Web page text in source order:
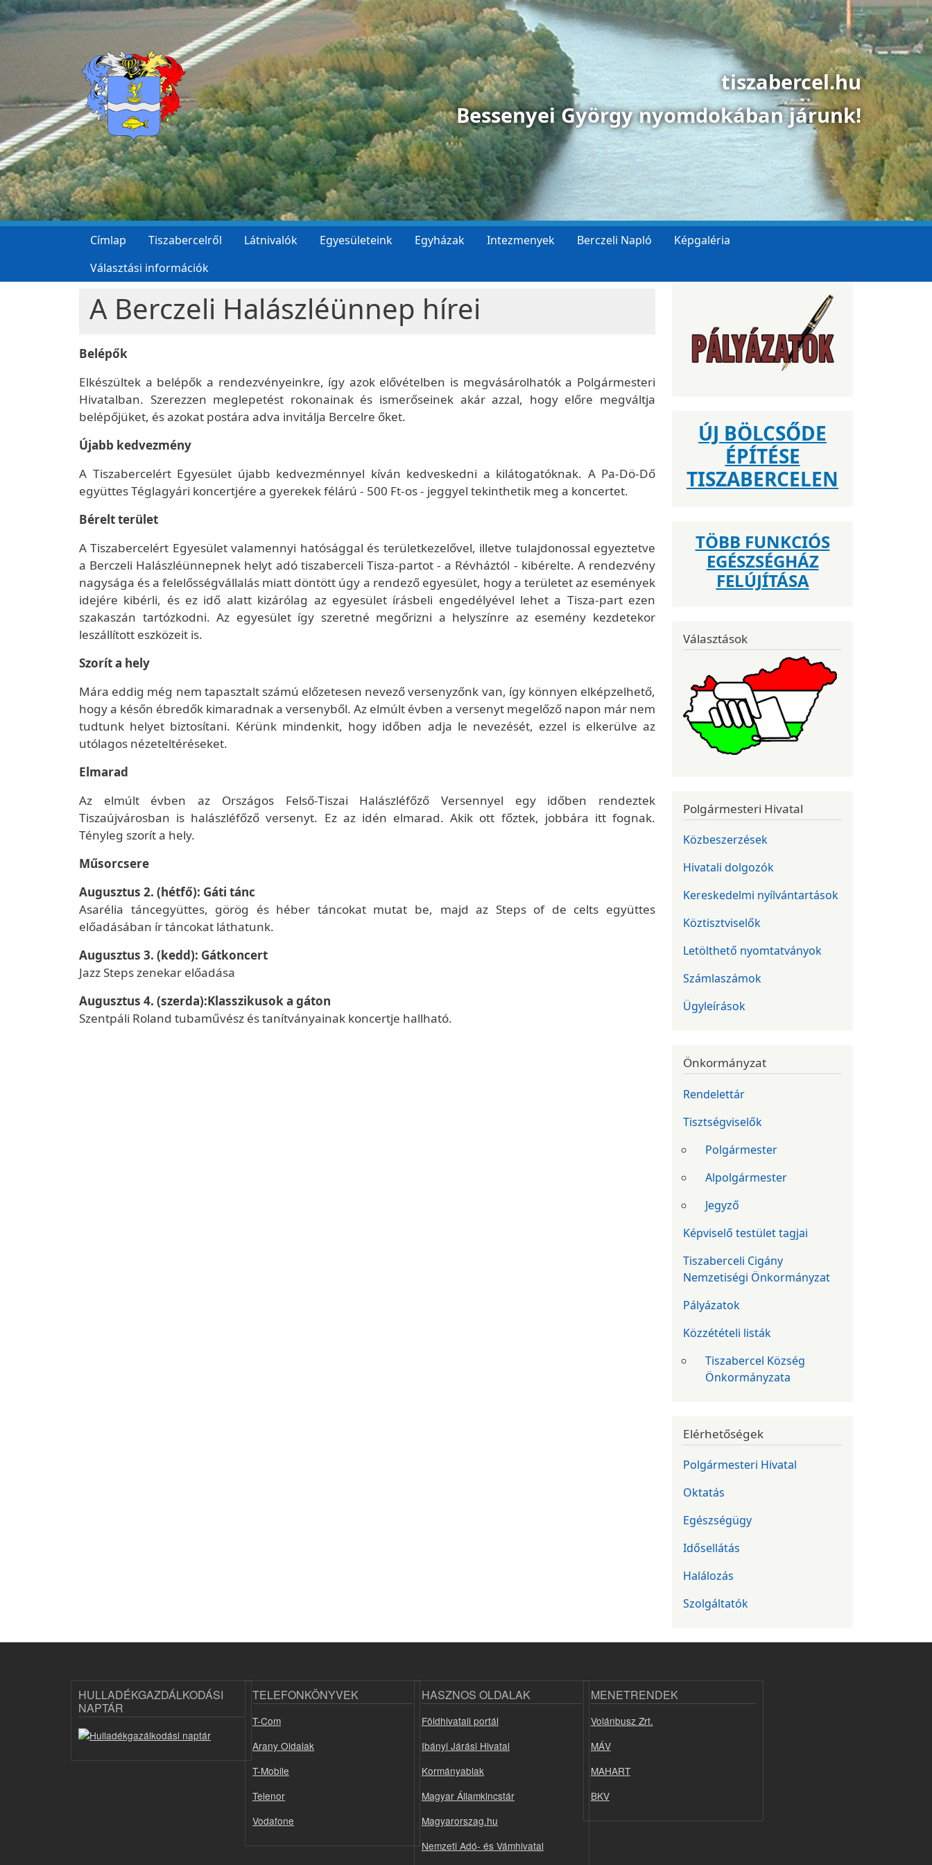
Ugrás a tartalomra
tiszabercel.hu
Bessenyei György nyomdokában járunk!
Címlap Tiszabercelről Látnivalók Egyesületeink Egyházak Intezmenyek Berczeli Napló
Képgaléria
Választási információk
A Berczeli Halászléünnep hírei
Belépők
Elkészültek a belépők a rendezvényeinkre, így azok elővételben is megvásárolhatók a Polgármesteri
Hivatalban. Szerezzen meglepetést rokonainak és ismerőseinek akár azzal, hogy előre megváltja
belépőjüket, és azokat postára adva invitálja Bercelre őket.
Újabb kedvezmény
A Tiszabercelért Egyesület újabb kedvezménnyel kíván kedveskedni a kilátogatóknak. A Pa-Dö-Dő
együttes Téglagyári koncertjére a gyerekek félárú - 500 Ft-os - jeggyel tekinthetik meg a koncertet.
Bérelt terület
A Tiszabercelért Egyesület valamennyi hatósággal és területkezelővel, illetve tulajdonossal egyeztetve
a Berczeli Halászléünnepnek helyt adó tiszaberceli Tisza-partot - a Révháztól - kibérelte. A rendezvény
nagysága és a felelősségvállalás miatt döntött úgy a rendező egyesület, hogy a területet az események
idejére kibérli, és ez idő alatt kizárólag az egyesület írásbeli engedélyével lehet a Tisza-part ezen
szakaszán tartózkodni. Az egyesület így szeretné megőrizni a helyszínre az esemény kezdetekor
leszállított eszközeit is.
Szorít a hely
Mára eddig még nem tapasztalt számú előzetesen nevező versenyzőnk van, így könnyen elképzelhető,
hogy a későn ébredők kimaradnak a versenyből. Az elmúlt évben a versenyt megelőző napon már nem
tudtunk helyet biztosítani. Kérünk mindenkit, hogy időben adja le nevezését, ezzel is elkerülve az
utólagos nézeteltéréseket.
Elmarad
Az elmúlt évben az Országos Felső-Tiszai Halászléfőző Versennyel egy időben rendeztek
Tiszaújvárosban is halászléfőző versenyt. Ez az idén elmarad. Akik ott főztek, jobbára itt fognak.
Tényleg szorít a hely.
Műsorcsere
Augusztus 2. (hétfő): Gáti tánc
Asarélia táncegyüttes, görög és héber táncokat mutat be, majd az Steps of de celts együttes
előadásában ír táncokat láthatunk.
Augusztus 3. (kedd): Gátkoncert
Jazz Steps zenekar előadása
Augusztus 4. (szerda):Klasszikusok a gáton
Szentpáli Roland tubaművész és tanítványainak koncertje hallható.
ÚJ BÖLCSŐDE
ÉPÍTÉSE
TISZABERCELEN
TÖBB FUNKCIÓS
EGÉSZSÉGHÁZ
FELÚJÍTÁSA
Választások
Polgármesteri Hivatal
Közbeszerzések
Hivatali dolgozók
Kereskedelmi nyílvántartások
Köztisztviselők
Letölthető nyomtatványok
Számlaszámok
Ügyleírások
Önkormányzat
Rendelettár
Tisztségviselők
Polgármester
Alpolgármester
Jegyző
Képviselő testület tagjai
Tiszaberceli Cigány
Nemzetiségi Önkormányzat
Pályázatok
Közzétételi listák
Tiszabercel Község
Önkormányzata
Elérhetőségek
Polgármesteri Hivatal
Oktatás
Egészségügy
Idősellátás
Halálozás
Szolgáltatók
HULLADÉKGAZDÁLKODÁSI
NAPTÁR
TELEFONKÖNYVEK
T-Com
Arany Oldalak
T-Mobile
Telenor
Vodafone
HASZNOS OLDALAK
Földhivatali portál
Ibányi Járási Hivatal
Kormányablak
Magyar Államkincstár
Magyarorszag.hu
Nemzeti Adó- és Vámhivatal
MENETRENDEK
Volánbusz Zrt.
MÁV
MAHART
BKV